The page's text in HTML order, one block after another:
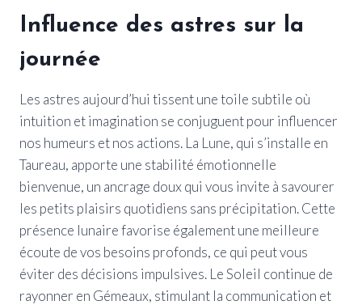
Influence des astres sur la
journée
Les astres aujourd’hui tissent une toile subtile où
intuition et imagination se conjuguent pour influencer
nos humeurs et nos actions. La Lune, qui s’installe en
Taureau, apporte une stabilité émotionnelle
bienvenue, un ancrage doux qui vous invite à savourer
les petits plaisirs quotidiens sans précipitation. Cette
présence lunaire favorise également une meilleure
écoute de vos besoins profonds, ce qui peut vous
éviter des décisions impulsives. Le Soleil continue de
rayonner en Gémeaux, stimulant la communication et